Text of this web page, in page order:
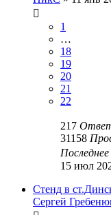
1
…
18
19
20
21
22
217
31158
15 июл
Стенд в
Сергей